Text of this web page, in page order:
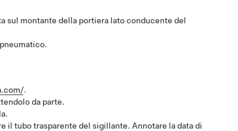
sul montante della portiera lato conducente del
.
da parte.
il tubo trasparente del sigillante. Annotare la data di